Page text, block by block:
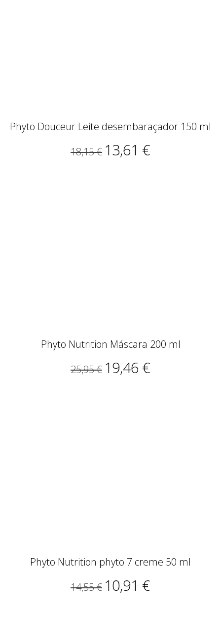
Phyto Douceur Leite desembaraçador 150 ml
18,15 € 13,61 €
Phyto Nutrition Máscara 200 ml
25,95 € 19,46 €
Phyto Nutrition phyto 7 creme 50 ml
14,55 € 10,91 €